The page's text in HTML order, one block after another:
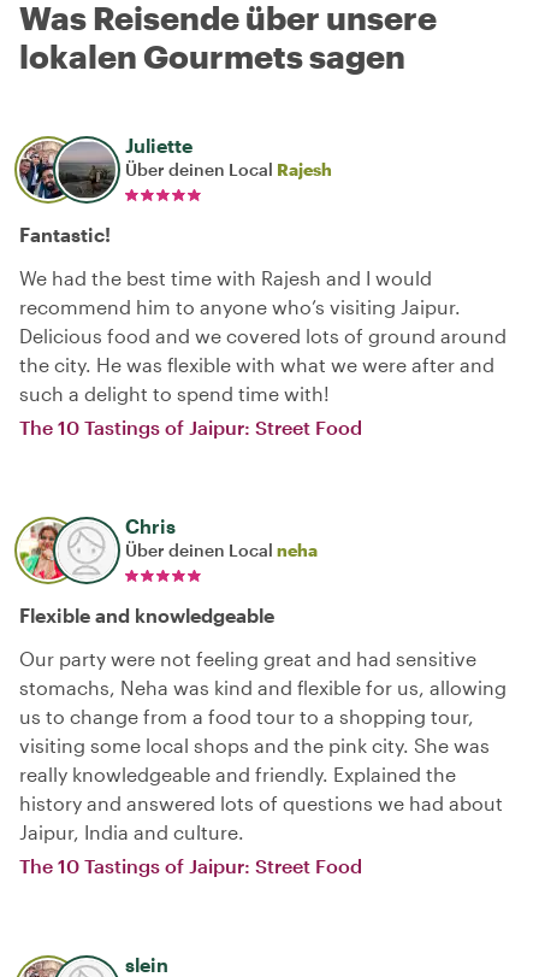
Was Reisende über unsere
lokalen Gourmets sagen
Juliette
Über deinen Local Rajesh
Fantastic!
We had the best time with Rajesh and I would
recommend him to anyone who’s visiting Jaipur.
Delicious food and we covered lots of ground around
the city. He was flexible with what we were after and
such a delight to spend time with!
The 10 Tastings of Jaipur: Street Food
Chris
Über deinen Local neha
Flexible and knowledgeable
Our party were not feeling great and had sensitive
stomachs, Neha was kind and flexible for us, allowing
us to change from a food tour to a shopping tour,
visiting some local shops and the pink city. She was
really knowledgeable and friendly. Explained the
history and answered lots of questions we had about
Jaipur, India and culture.
The 10 Tastings of Jaipur: Street Food
slein